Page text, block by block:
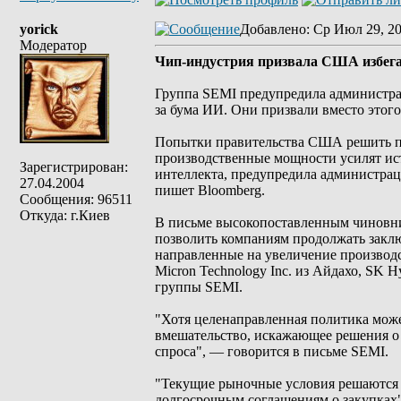
yorick
Модератор
Зарегистрирован:
27.04.2004
Сообщения: 96511
Откуда: г.Киев
Добавлено: Ср Июл 29,
Чип-индустрия призвала США
Группа SEMI предупредила
за бума ИИ. Они призвали вместо
Попытки правительства США решить
производственные мощности усилят
интеллекта, предупредила
пишет Bloomberg.
В письме высокопоставленным
позволить компаниям продолжать
направленные на увеличение
Micron Technology Inc. из Айдахо, SK
группы SEMI.
"Хотя целенаправленная политика
вмешательство, искажающее решения
спроса", — говорится в письме SEMI.
"Текущие рыночные условия решаются